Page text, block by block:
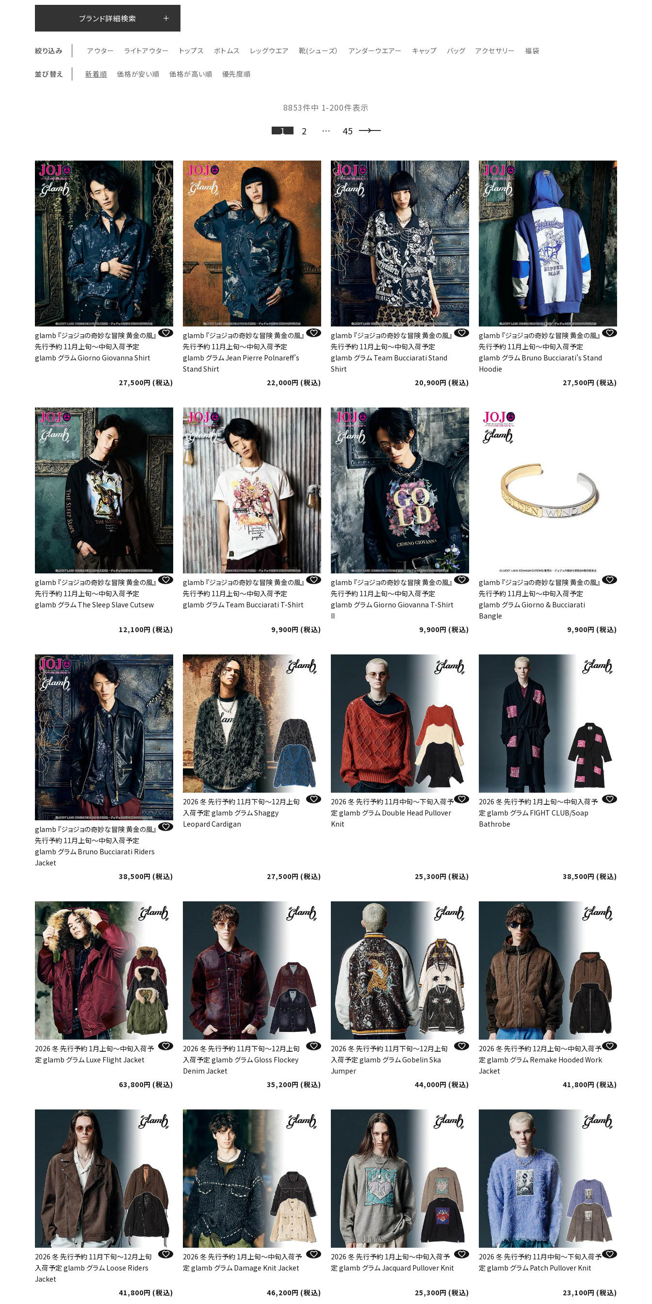
ブランド詳細検索
絞り込み アウター ライトアウター トップス ボトムス レッグウエア 靴(シューズ） アンダーウエアー キャップ バッグ アクセサリー 福袋
並び替え 新着順 価格が安い順 価格が高い順 優先度順
8853件中 1-200件表示
1 2 … 45
glamb 『ジョジョの奇妙な冒険 黄金の風』
先行予約 11月上旬～中旬入荷予定
glamb グラム Giorno Giovanna Shirt
27,500 税込
glamb 『ジョジョの奇妙な冒険 黄金の風』
先行予約 11月上旬～中旬入荷予定
glamb グラム Jean Pierre Polnareff’s
Stand Shirt
22,000
税込
glamb 『ジョジョの奇妙な冒険 黄金の風』
先行予約 11月上旬～中旬入荷予定
glamb グラム Team Bucciarati Stand
Shirt
20,900
税込
glamb 『ジョジョの奇妙な冒険 黄金の風』
先行予約 11月上旬～中旬入荷予定
glamb グラム Bruno Bucciarati’s Stand
Hoodie
27,500
税込
glamb 『ジョジョの奇妙な冒険 黄金の風』
先行予約 11月上旬～中旬入荷予定
glamb グラム The Sleep Slave Cutsew
12,100 税込
glamb 『ジョジョの奇妙な冒険 黄金の風』
先行予約 11月上旬～中旬入荷予定
glamb グラム Team Bucciarati T-Shirt
9,900 税込
glamb 『ジョジョの奇妙な冒険 黄金の風』
先行予約 11月上旬～中旬入荷予定
glamb グラム Giorno Giovanna T-Shirt
II
9,900
税込
glamb 『ジョジョの奇妙な冒険 黄金の風』
先行予約 11月上旬～中旬入荷予定
glamb グラム Giorno & Bucciarati
Bangle
9,900
税込
glamb 『ジョジョの奇妙な冒険 黄金の風』
先行予約 11月上旬～中旬入荷予定
glamb グラム Bruno Bucciarati Riders
Jacket
38,500
税込
2026 冬 先行予約 11月下旬～12月上旬
入荷予定 glamb グラム Shaggy
Leopard Cardigan
27,500 税込
2026 冬 先行予約 11月中旬～下旬入荷予
定 glamb グラム Double Head Pullover
Knit
25,300 税込
2026 冬 先行予約 1月上旬～中旬入荷予
定 glamb グラム FIGHT CLUB/Soap
Bathrobe
38,500 税込
2026 冬 先行予約 1月上旬～中旬入荷予
定 glamb グラム Luxe Flight Jacket
63,800 税込
2026 冬 先行予約 11月下旬～12月上旬
入荷予定 glamb グラム Gloss Flockey
Denim Jacket
35,200
税込
2026 冬 先行予約 11月下旬～12月上旬
入荷予定 glamb グラム Gobelin Ska
Jumper
44,000
税込
2026 冬 先行予約 12月上旬～中旬入荷予
定 glamb グラム Remake Hooded Work
Jacket
41,800
税込
2026 冬 先行予約 11月下旬～12月上旬
入荷予定 glamb グラム Loose Riders
Jacket
41,800
税込
2026 冬 先行予約 1月上旬～中旬入荷予
定 glamb グラム Damage Knit Jacket
46,200 税込
2026 冬 先行予約 1月上旬～中旬入荷予
定 glamb グラム Jacquard Pullover Knit
25,300 税込
2026 冬 先行予約 11月中旬～下旬入荷予
定 glamb グラム Patch Pullover Knit
23,100 税込